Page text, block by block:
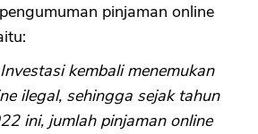
pinjaman online
kembali menemukan
ilegal, sehingga sejak tahun
ini, jumlah pinjaman online